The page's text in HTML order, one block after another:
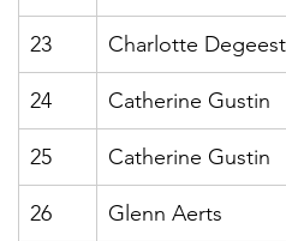
23 Charlotte Degeest
24 Catherine Gustin
25 Catherine Gustin
26 Glenn Aerts